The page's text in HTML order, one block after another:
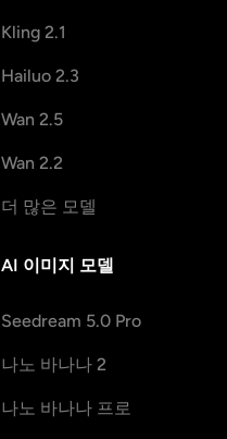
Kling 2.1
Hailuo 2.3
Wan 2.5
Wan 2.2
더 많은 모델
AI 이미지 모델
Seedream 5.0 Pro
나노 바나나 2
나노 바나나 프로